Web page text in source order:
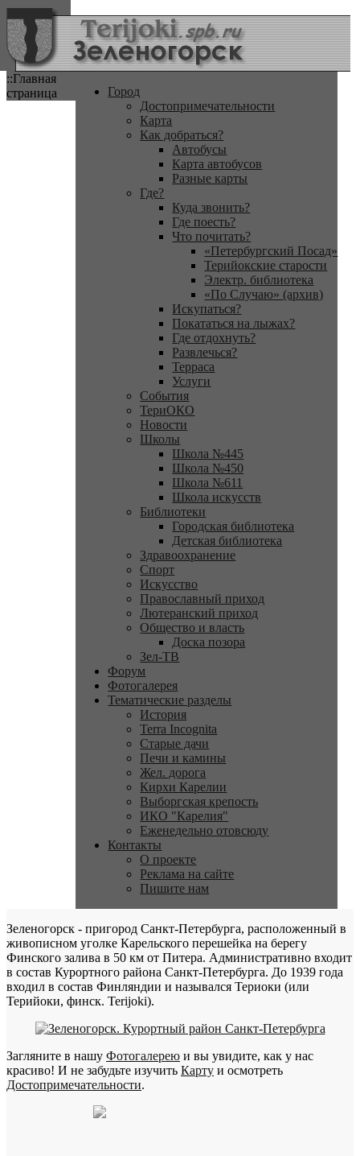
::Главная
страница
Город
Достопримечательности
Карта
Как добраться?
Автобусы
Карта автобусов
Разные карты
Где?
Куда звонить?
Где поесть?
Что почитать?
«Петербургский Посад»
Терийокские старости
Электр. библиотека
«По Случаю» (архив)
Искупаться?
Покататься на лыжах?
Где отдохнуть?
Развлечься?
Терраса
Услуги
События
ТериОКО
Новости
Школы
Школа №445
Школа №450
Школа №611
Школа искусств
Библиотеки
Городская библиотека
Детская библиотека
Здравоохранение
Спорт
Искусство
Православный приход
Лютеранский приход
Общество и власть
Доска позора
Зел-ТВ
Форум
Фотогалерея
Тематические разделы
История
Terra Incognita
Старые дачи
Печи и камины
Жел. дорога
Кирхи Карелии
Выборгская крепость
ИКО "Карелия"
Еженедельно отовсюду
Контакты
О проекте
Реклама на сайте
Пишите нам
Зеленогорск - пригород Санкт-Петербурга, расположенный в
живописном уголке Карельского перешейка на берегу
Финского залива в 50 км от Питера. Административно входит
в состав Курортного района Санкт-Петербурга. До 1939 года
входил в состав Финляндии и назывался Териоки (или
Терийоки, финск. Terijoki).
Загляните в нашу Фотогалерею и вы увидите, как у нас
красиво! И не забудьте изучить Карту и осмотреть
Достопримечательности.